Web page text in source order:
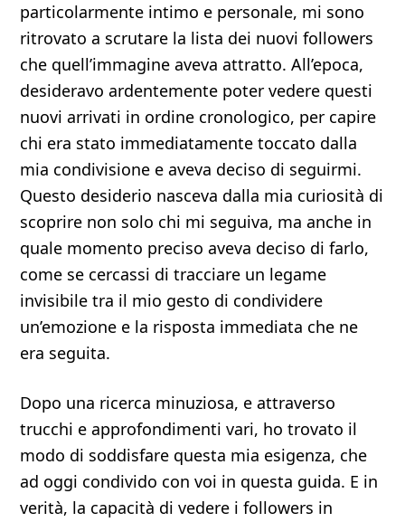
particolarmente intimo e personale, mi sono
ritrovato a scrutare la lista dei nuovi followers
che quell’immagine aveva attratto. All’epoca,
desideravo ardentemente poter vedere questi
nuovi arrivati in ordine cronologico, per capire
chi era stato immediatamente toccato dalla
mia condivisione e aveva deciso di seguirmi.
Questo desiderio nasceva dalla mia curiosità di
scoprire non solo chi mi seguiva, ma anche in
quale momento preciso aveva deciso di farlo,
come se cercassi di tracciare un legame
invisibile tra il mio gesto di condividere
un’emozione e la risposta immediata che ne
era seguita.
Dopo una ricerca minuziosa, e attraverso
trucchi e approfondimenti vari, ho trovato il
modo di soddisfare questa mia esigenza, che
ad oggi condivido con voi in questa guida. E in
verità, la capacità di vedere i followers in